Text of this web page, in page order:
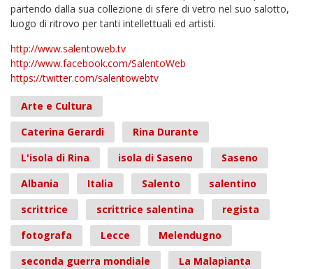
partendo dalla sua collezione di sfere di vetro nel suo salotto,
luogo di ritrovo per tanti intellettuali ed artisti.
http://www.salentoweb.tv
http://www.facebook.com/SalentoWeb
https://twitter.com/salentowebtv
Arte e Cultura
Caterina Gerardi
Rina Durante
L'isola di Rina
isola di Saseno
Saseno
Albania
Italia Salento
salentino
scrittrice
scrittrice salentina
regista
fotografa
Lecce
Melendugno
seconda guerra mondiale
La Malapianta